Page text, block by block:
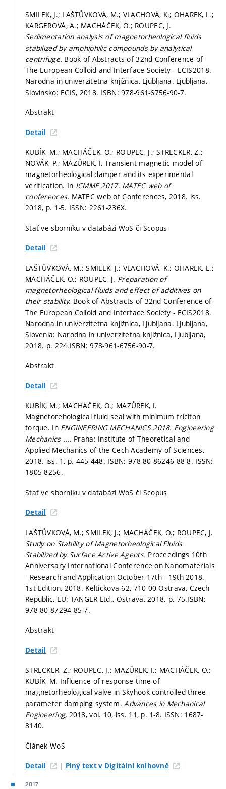
SMILEK, J.; LAŠTŮVKOVÁ, M.; VLACHOVÁ, K.; OHAREK, L.;
KARGEROVÁ, A.; MACHÁČEK, O.; ROUPEC, J.
Sedimentation analysis of magnetorheological fluids
stabilized by amphiphilic compounds by analytical
centrifuge. Book of Abstracts of 32nd Conference of
The European Colloid and Interface Society - ECIS2018.
Narodna in univerzitetna knjižnica, Ljubljana. Ljubljana,
Slovinsko: ECIS, 2018. ISBN: 978-961-6756-90-7.
Abstrakt
Detail
KUBÍK, M.; MACHÁČEK, O.; ROUPEC, J.; STRECKER, Z.;
NOVÁK, P.; MAZŮREK, I. Transient magnetic model of
magnetorheological damper and its experimental
verification. In ICMME 2017. MATEC web of
conferences. MATEC web of Conferences, 2018. iss.
2018, p. 1-5. ISSN: 2261-236X.
Stať ve sborníku v databázi WoS či Scopus
Detail
LAŠTŮVKOVÁ, M.; SMILEK, J.; VLACHOVÁ, K.; OHAREK, L.;
MACHÁČEK, O.; ROUPEC, J. Preparation of
magnetorheological fluids and effect of additives on
their stability. Book of Abstracts of 32nd Conference of
The European Colloid and Interface Society - ECIS2018.
Narodna in univerzitetna knjižnica, Ljubljana. Ljubljana,
Slovenia: Narodna in univerzitetna knjižnica, Ljubljana,
2018. p. 224.ISBN: 978-961-6756-90-7.
Abstrakt
Detail
KUBÍK, M.; MACHÁČEK, O.; MAZŮREK, I.
Magnetorehological fluid seal with minimum friciton
torque. In ENGINEERING MECHANICS 2018. Engineering
Mechanics .... Praha: Institute of Theoretical and
Applied Mechanics of the Cech Academy of Sciences,
2018. iss. 1, p. 445-448. ISBN: 978-80-86246-88-8. ISSN:
1805-8256.
Stať ve sborníku v databázi WoS či Scopus
Detail
LAŠTŮVKOVÁ, M.; SMILEK, J.; MACHÁČEK, O.; ROUPEC, J.
Study on Stability of Magnetorheological Fluids
Stabilized by Surface Active Agents. Proceedings 10th
Anniversary International Conference on Nanomaterials
- Research and Application October 17th - 19th 2018.
1st Edition, 2018. Keltickova 62, 710 00 Ostrava, Czech
Republic, EU: TANGER Ltd., Ostrava, 2018. p. 75.ISBN:
978-80-87294-85-7.
Abstrakt
Detail
STRECKER, Z.; ROUPEC, J.; MAZŮREK, I.; MACHÁČEK, O.;
KUBÍK, M. Influence of response time of
magnetorheological valve in Skyhook controlled three-
parameter damping system.Advances in Mechanical
Engineering, 2018, vol. 10, iss. 11, p. 1-8. ISSN: 1687-
8140.
Článek WoS
Detail | Plný text v Digitální knihovně
2017